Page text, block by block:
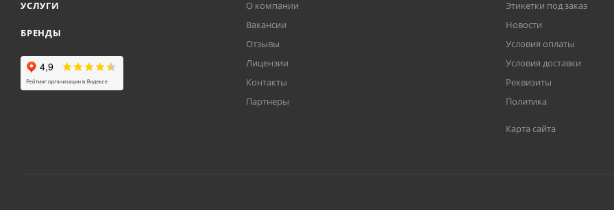
УСЛУГИ
БРЕНДЫ
О компании
Вакансии
Отзывы
Лицензии
Контакты
Партнеры
Этикетки под заказ
Новости
Условия оплаты
Условия доставки
Реквизиты
Политика
Карта сайта